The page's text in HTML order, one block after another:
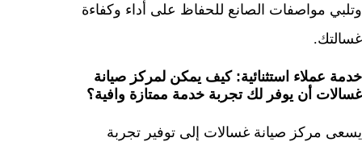
وتلبي مواصفات الصانع للحفاظ على أداء وكفاءة
غسالتك.
خدمة عملاء استثنائية: كيف يمكن لمركز صيانة
غسالات أن يوفر لك تجربة خدمة ممتازة وافية؟
يسعى مركز صيانة غسالات إلى توفير تجربة